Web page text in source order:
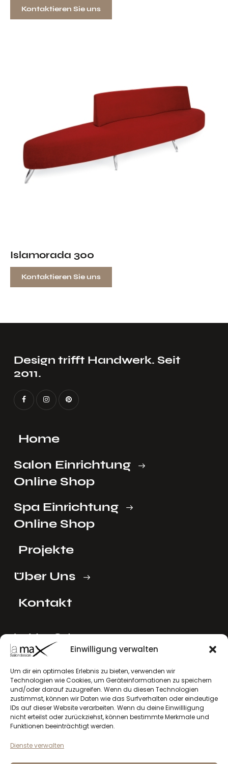
Einwilligung verwalten
Um dir ein optimales Erlebnis zu bieten, verwenden wir
Technologien wie Cookies, um Geräteinformationen zu speichern
und/oder darauf zuzugreifen. Wenn du diesen Technologien
zustimmst, können wir Daten wie das Surfverhalten oder eindeutige
IDs auf dieser Website verarbeiten. Wenn du deine Einwillligung
nicht erteilst oder zurückziehst, können bestimmte Merkmale und
Funktionen beeinträchtigt werden.
Dienste verwalten
Kontaktieren Sie uns
Islamorada 300
Kontaktieren Sie uns
EINRICHTEN
Design trifft Handwerk. Seit
2011.
Home
Salon Einrichtung
Online Shop
Spa Einrichtung
Online Shop
Projekte
Über Uns
Kontakt
La Max Ost
Ing. Reinhard Mayer e.U.
2122 Riedenthal, Austria
E-Mail:mayer[at]lamax.at
+436643432630
La Max West
Andreas Larcher e.U.